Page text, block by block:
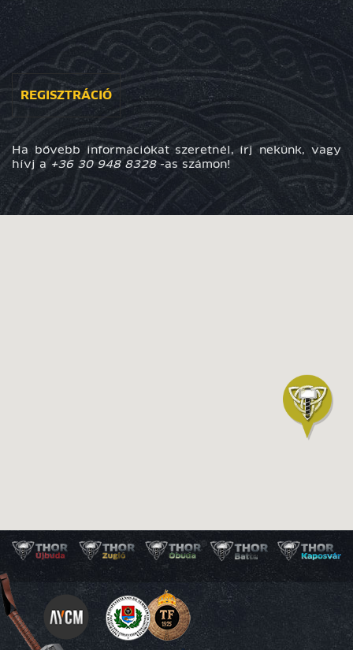
REGISZTRÁCIÓ
Ha bővebb információkat szeretnél, írj nekünk, vagy
hívj a+36 30 948 8328-as számon!